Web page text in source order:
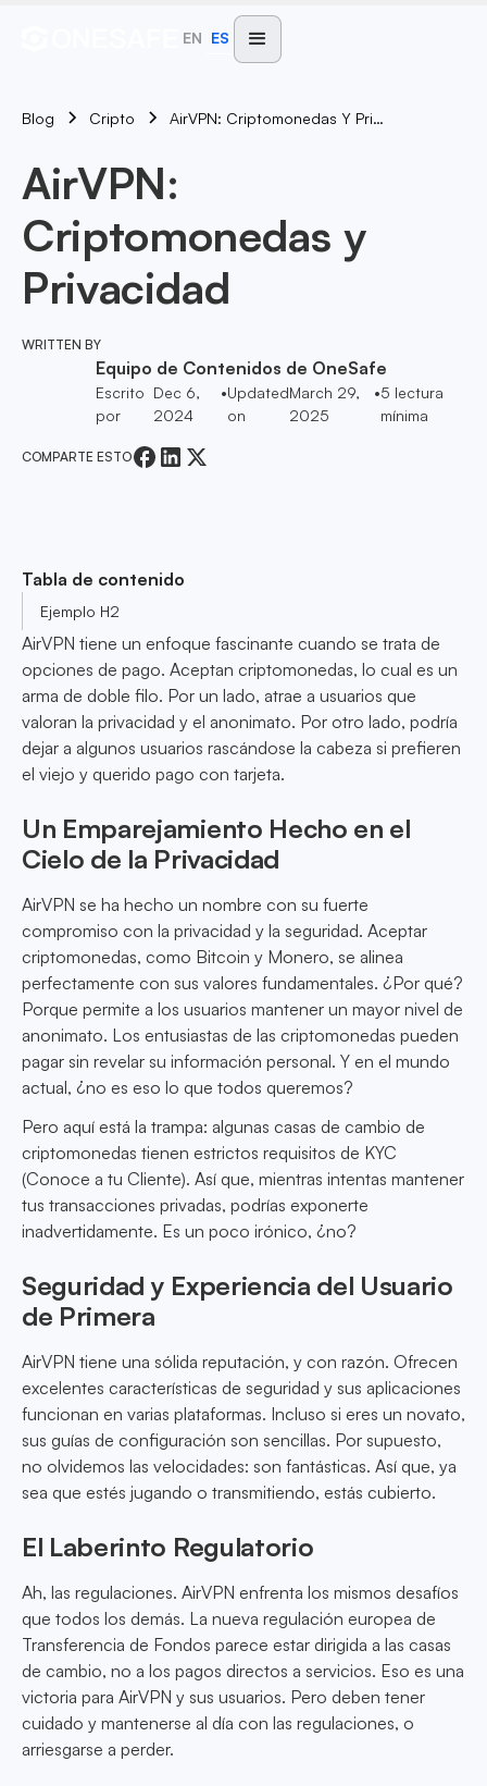
EN ES
Blog Cripto AirVPN: Criptomonedas Y Privacidad
AirVPN:
Criptomonedas y
Privacidad
WRITTEN BY
Equipo de Contenidos de OneSafe
Escrito
por
Dec 6,
2024
•Updated
on
March 29,
2025
•5 lectura
mínima
COMPARTE ESTO
Tabla de contenido
Ejemplo H2
AirVPN tiene un enfoque fascinante cuando se trata de
opciones de pago. Aceptan criptomonedas, lo cual es un
arma de doble filo. Por un lado, atrae a usuarios que
valoran la privacidad y el anonimato. Por otro lado, podría
dejar a algunos usuarios rascándose la cabeza si prefieren
el viejo y querido pago con tarjeta.
Un Emparejamiento Hecho en el
Cielo de la Privacidad
AirVPN se ha hecho un nombre con su fuerte
compromiso con la privacidad y la seguridad. Aceptar
criptomonedas, como Bitcoin y Monero, se alinea
perfectamente con sus valores fundamentales. ¿Por qué?
Porque permite a los usuarios mantener un mayor nivel de
anonimato. Los entusiastas de las criptomonedas pueden
pagar sin revelar su información personal. Y en el mundo
actual, ¿no es eso lo que todos queremos?
Pero aquí está la trampa: algunas casas de cambio de
criptomonedas tienen estrictos requisitos de KYC
(Conoce a tu Cliente). Así que, mientras intentas mantener
tus transacciones privadas, podrías exponerte
inadvertidamente. Es un poco irónico, ¿no?
Seguridad y Experiencia del Usuario
de Primera
AirVPN tiene una sólida reputación, y con razón. Ofrecen
excelentes características de seguridad y sus aplicaciones
funcionan en varias plataformas. Incluso si eres un novato,
sus guías de configuración son sencillas. Por supuesto,
no olvidemos las velocidades: son fantásticas. Así que, ya
sea que estés jugando o transmitiendo, estás cubierto.
El Laberinto Regulatorio
Ah, las regulaciones. AirVPN enfrenta los mismos desafíos
que todos los demás. La nueva regulación europea de
Transferencia de Fondos parece estar dirigida a las casas
de cambio, no a los pagos directos a servicios. Eso es una
victoria para AirVPN y sus usuarios. Pero deben tener
cuidado y mantenerse al día con las regulaciones, o
arriesgarse a perder.